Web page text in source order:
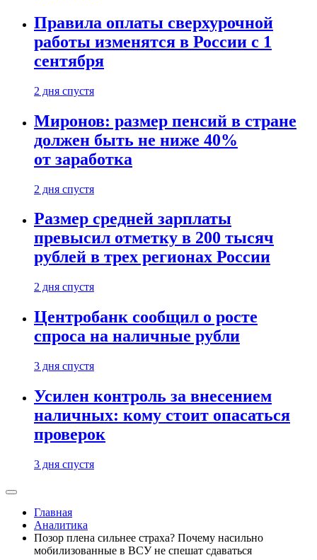
Правила оплаты сверхурочной
работы изменятся в России с 1
сентября
2 дня спустя
Миронов: размер пенсий в стране
должен быть не ниже 40%
от заработка
2 дня спустя
Размер средней зарплаты
превысил отметку в 200 тысяч
рублей в трех регионах России
2 дня спустя
Центробанк сообщил о росте
спроса на наличные рубли
3 дня спустя
Усилен контроль за внесением
наличных: кому стоит опасаться
проверок
3 дня спустя
Главная
Аналитика
Позор плена сильнее страха? Почему насильно
мобилизованные в ВСУ не спешат сдаваться